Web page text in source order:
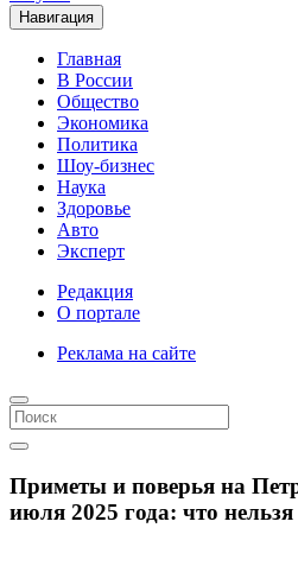
Навигация
Главная
В России
Общество
Экономика
Политика
Шоу-бизнес
Наука
Здоровье
Авто
Эксперт
Редакция
О портале
Реклама на сайте
Приметы и поверья на
июля 2025 года: что нельзя